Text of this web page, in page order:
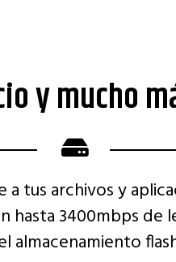
y mucho
a tus archivos y
hasta 3400mbps de
almacenamiento